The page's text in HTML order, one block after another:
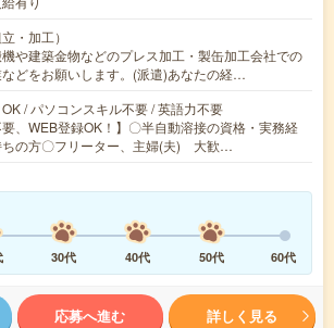
・加工）
や建築金物などのプレス加工・製缶加工会社での
どをお願いします。(派遣)あなたの経…
/ パソコンスキル不要 / 英語力不要
要、WEB登録OK！】〇半自動溶接の資格・実務経
ちの方〇フリーター、主婦(夫) 大歓…
30代 40代 50代 60代
応募へ進む 詳しく見る